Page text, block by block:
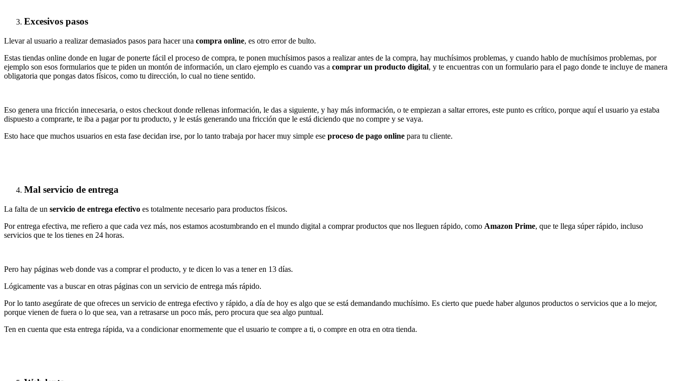
Excesivos pasos
Llevar al usuario a realizar demasiados pasos para hacer una compra online, es otro error de bulto.
Estas tiendas online donde en lugar de ponerte fácil el proceso de compra, te ponen muchísimos pasos a realizar antes de la compra, hay muchísimos problemas, y cuando hablo de muchísimos problemas, por
ejemplo son esos formularios que te piden un montón de información, un claro ejemplo es cuando vas a comprar un producto digital, y te encuentras con un formulario para el pago donde te incluye de manera
obligatoria que pongas datos físicos, como tu dirección, lo cual no tiene sentido.
Eso genera una fricción innecesaria, o estos checkout donde rellenas información, le das a siguiente, y hay más información, o te empiezan a saltar errores, este punto es crítico, porque aquí el usuario ya estaba
dispuesto a comprarte, te iba a pagar por tu producto, y le estás generando una fricción que le está diciendo que no compre y se vaya.
Esto hace que muchos usuarios en esta fase decidan irse, por lo tanto trabaja por hacer muy simple ese proceso de pago online para tu cliente.
Mal servicio de entrega
La falta de un servicio de entrega efectivo es totalmente necesario para productos físicos.
Por entrega efectiva, me refiero a que cada vez más, nos estamos acostumbrando en el mundo digital a comprar productos que nos lleguen rápido, como Amazon Prime, que te llega súper rápido, incluso
servicios que te los tienes en 24 horas.
Pero hay páginas web donde vas a comprar el producto, y te dicen lo vas a tener en 13 días.
Lógicamente vas a buscar en otras páginas con un servicio de entrega más rápido.
Por lo tanto asegúrate de que ofreces un servicio de entrega efectivo y rápido, a día de hoy es algo que se está demandando muchísimo. Es cierto que puede haber algunos productos o servicios que a lo mejor,
porque vienen de fuera o lo que sea, van a retrasarse un poco más, pero procura que sea algo puntual.
Ten en cuenta que esta entrega rápida, va a condicionar enormemente que el usuario te compre a ti, o compre en otra en otra tienda.